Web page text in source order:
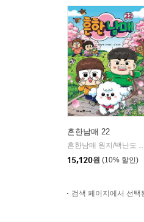
흔한남매 22
흔한남매 원저/백난도 글/유난희
15,120원 (10% 할인)
검색 페이지에서 선